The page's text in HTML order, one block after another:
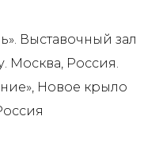
Выставочный зал
Москва, Россия.
Новое крыло